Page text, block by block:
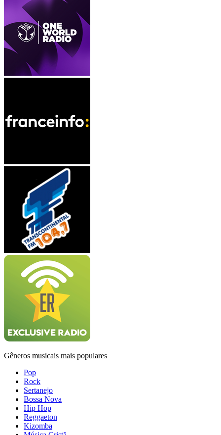
Gêneros musicais mais populares
Pop
Rock
Sertanejo
Bossa Nova
Hip Hop
Reggaeton
Kizomba